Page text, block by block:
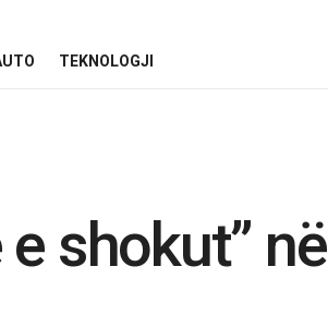
TEKNOLOGJI
shokut” në